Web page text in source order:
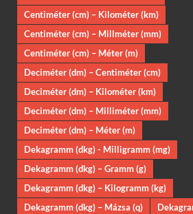
Centiméter (cm) – Kilométer (km)
Centiméter (cm) – Millméter (mm)
Centiméter (cm) – Méter (m)
Deciméter (dm) – Centiméter (cm)
Deciméter (dm) – Kilométer (km)
Deciméter (dm) – Milliméter (mm)
Deciméter (dm) – Méter (m)
Dekagramm (dkg) - Milligramm (mg)
Dekagramm (dkg) – Gramm (g)
Dekagramm (dkg) – Kilogramm (kg)
Dekagramm (dkg) – Mázsa (q)